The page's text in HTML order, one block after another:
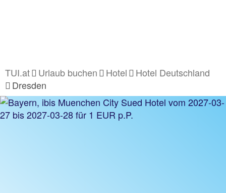
TUI.at Urlaub buchen Hotel
Hotel Deutschland
Dresden